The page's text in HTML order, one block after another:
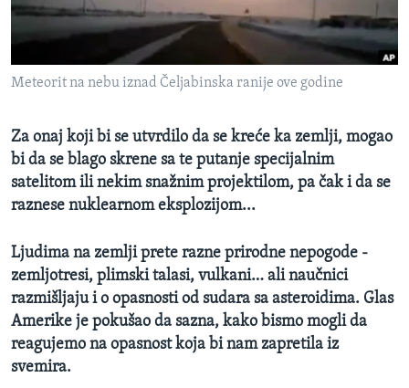
SPORT
Meteorit na nebu iznad Čeljabinska ranije ove godine
Za onaj koji bi se utvrdilo da se kreće ka zemlji, mogao
bi da se blago skrene sa te putanje specijalnim
satelitom ili nekim snažnim projektilom, pa čak i da se
raznese nuklearnom eksplozijom...
Ljudima na zemlji prete razne prirodne nepogode -
zemljotresi, plimski talasi, vulkani… ali naučnici
razmišljaju i o opasnosti od sudara sa asteroidima. Glas
Amerike je pokušao da sazna, kako bismo mogli da
reagujemo na opasnost koja bi nam zapretila iz
svemira.